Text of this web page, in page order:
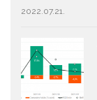
2022.07.21.